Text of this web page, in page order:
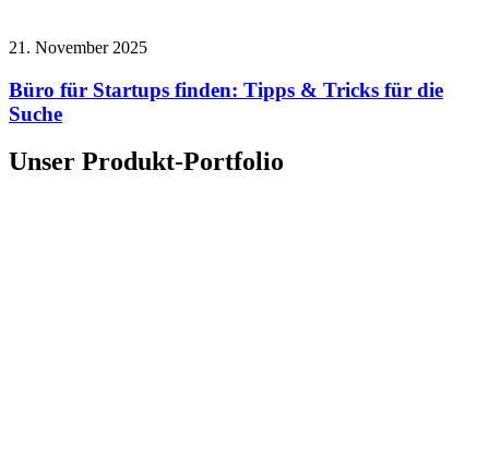
21. November 2025
Büro für Startups finden: Tipps & Tricks für die
Suche
Unser Produkt-Portfolio